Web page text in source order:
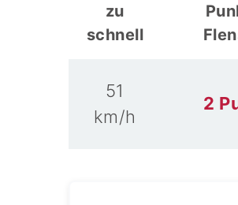
zu
schnell
51
km/h
2